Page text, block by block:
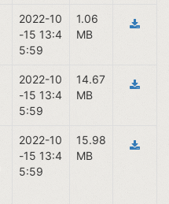
2022-10
-15 13:4
5:59
1.06
MB
2022-10
-15 13:4
5:59
14.67
MB
2022-10
-15 13:4
5:59
15.98
MB